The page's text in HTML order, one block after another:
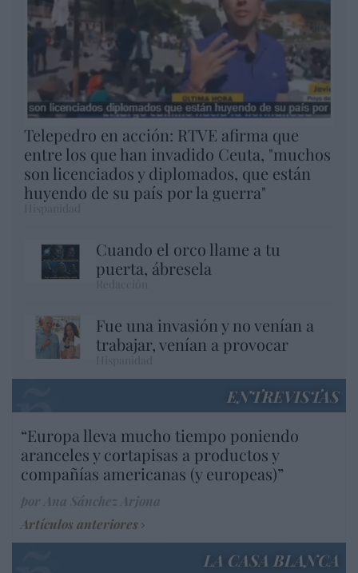
Telepedro en acción: RTVE afirma que
entre los que han invadido Ceuta, "muchos
son licenciados y diplomados, que están
huyendo de su país por la guerra"
Cuando el orco llame a tu
puerta, ábresela
Fue una invasión y no venían a
trabajar, venían a provocar
ENTREVISTAS
“Europa lleva mucho tiempo poniendo
aranceles y cortapisas a productos y
compañías americanas (y europeas)”
Artículos anteriores
LA CASA BLANCA